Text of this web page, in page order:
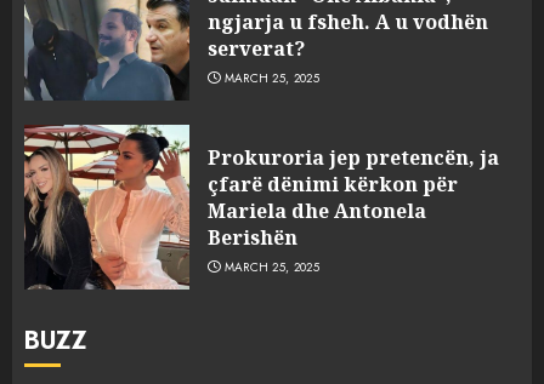
ngjarja u fsheh. A u vodhën
serverat?
MARCH 25, 2025
Prokuroria jep pretencën, ja
çfarë dënimi kërkon për
Mariela dhe Antonela
Berishën
MARCH 25, 2025
BUZZ